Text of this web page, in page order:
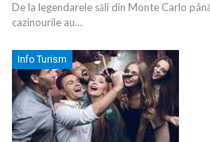
De la legendarele săli din Monte Carlo
cazinourile au…
Info Turism